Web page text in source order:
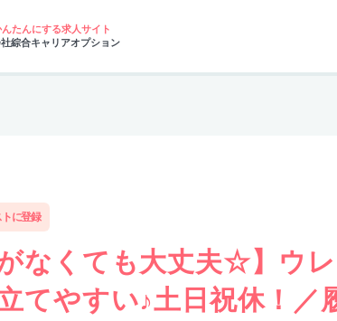
たんにする求人サイト
綜合キャリアオプション
に登録
がなくても大丈夫☆】ウ
てやすい♪土日祝休！／